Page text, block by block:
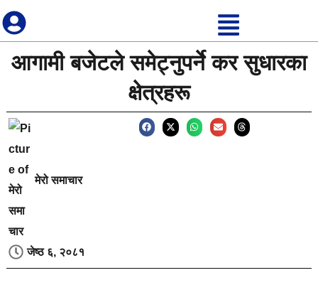
आगामी बजेटले समेट्नुपर्ने कर सुधारका
क्षेत्रहरू
मेरो समाचार
जेष्ठ ६, २०८१